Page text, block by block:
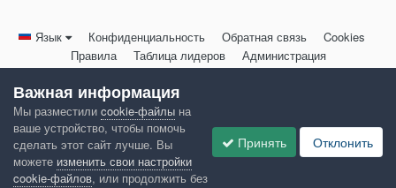
Язык Конфиденциальность Обратная связь
Cookies
Правила
Таблица лидеров Администрация
Powered by Invision Community
Важная информация
Мы разместили cookie-файлы на
ваше устройство, чтобы помочь
сделать этот сайт лучше. Вы
можете изменить свои настройки
cookie-файлов, или продолжить без
Принять Отклонить